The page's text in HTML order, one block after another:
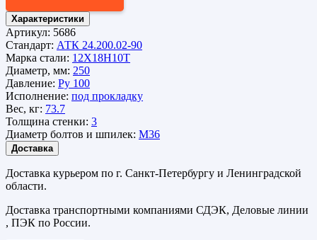
Характеристики
Артикул: 5686
Стандарт: АТК 24.200.02-90
Марка стали: 12Х18Н10Т
Диаметр, мм: 250
Давление: Ру 100
Исполнение: под прокладку
Вес, кг: 73.7
Толщина стенки: 3
Диаметр болтов и шпилек: М36
Доставка
Доставка курьером по г. Санкт-Петербургу и Ленинградской
области.
Доставка транспортными компаниями СДЭК, Деловые линии
, ПЭК по России.